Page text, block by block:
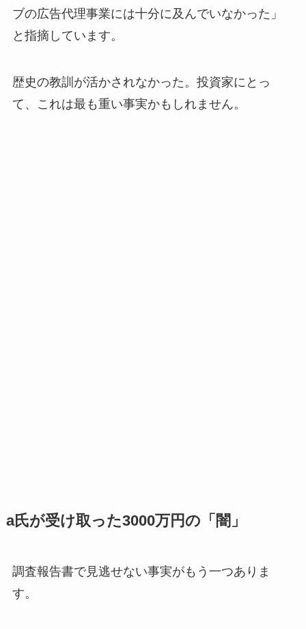
ブの広告代理事業には十分に及んでいなかった」
と指摘しています。
歴史の教訓が活かされなかった。投資家にとっ
て、これは最も重い事実かもしれません。
a氏が受け取った3000万円の「闇」
調査報告書で見逃せない事実がもう一つありま
す。